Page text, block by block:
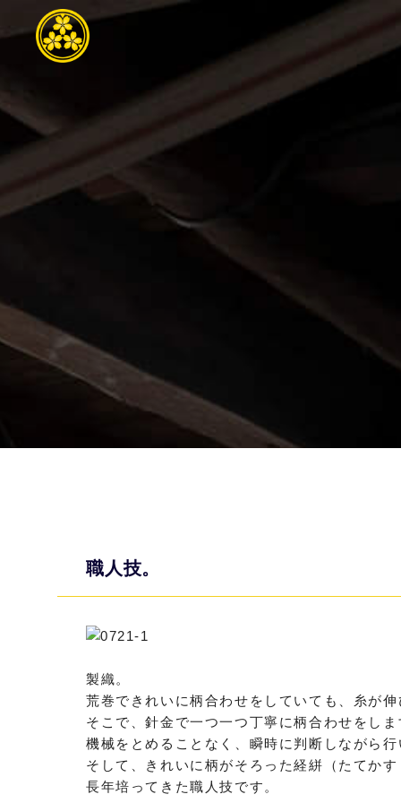
職人技。
製織。
荒巻できれいに柄合わせをしていても、糸が
そこで、針金で一つ一つ丁寧に柄合わせをしま
機械をとめることなく、瞬時に判断しながら
そして、きれいに柄がそろった経絣（たてか
長年培ってきた職人技です。